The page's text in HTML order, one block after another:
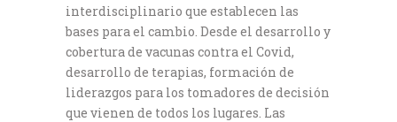
interdisciplinario que establecen las
bases para el cambio. Desde el desarrollo y
cobertura de vacunas contra el Covid,
desarrollo de terapias, formación de
liderazgos para los tomadores de decisión
que vienen de todos los lugares. Las